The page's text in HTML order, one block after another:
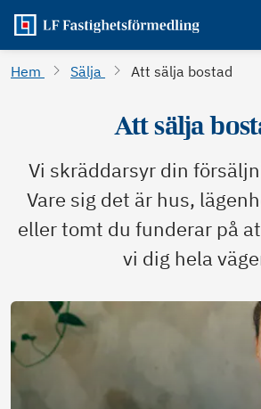
Hem Sälja Att sälja bostad
Att sälja
Vi skräddarsyr din
Vare sig det är hus,
eller tomt du funderar på
vi dig hela